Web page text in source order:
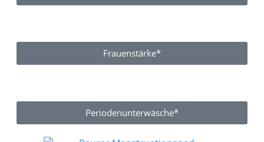
Frauenstärke*
Periodenunterwäsche*